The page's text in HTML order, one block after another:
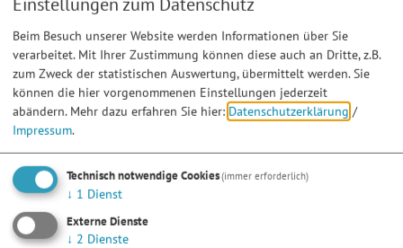
Beim Besuch unserer Website werden Informationen über Sie
verarbeitet. Mit Ihrer Zustimmung können diese auch an Dritte, z.B.
zum Zweck der statistischen Auswertung, übermittelt werden. Sie
können die hier vorgenommenen Einstellungen jederzeit
abändern. Mehr dazu erfahren Sie hier: Datenschutzerklärung /
Impressum.
Technisch notwendige Cookies(immer erforderlich)
↓ 1 Dienst
Externe Dienste
↓ 2 Dienste